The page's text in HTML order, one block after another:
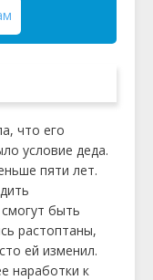
что его
условие деда.
пяти лет.
быть
растоптаны,
ей изменил.
наработки к